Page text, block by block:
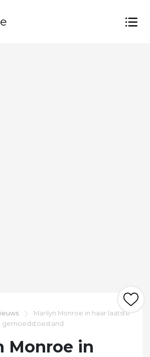
Marilyn Monroe in haar laatste
gemoedstoestand
Monroe in